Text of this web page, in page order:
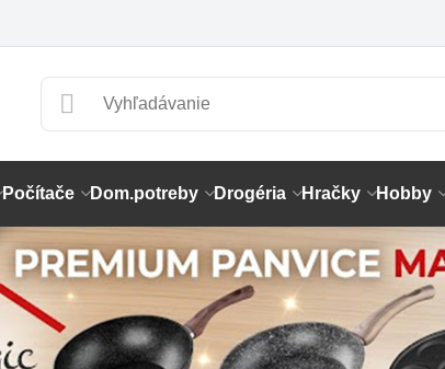
Počítače Dom.potreby Drogéria Hračky Hobby